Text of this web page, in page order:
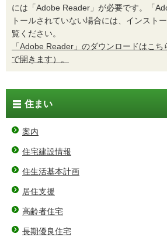
には「Adobe Reader」が必要です。「
トールされていない場合には、インスト
覧ください。
「Adobe Reader」のダウンロードはこ
で開きます）。
住まい
案内
住宅建設情報
住生活基本計画
居住支援
高齢者住宅
長期優良住宅